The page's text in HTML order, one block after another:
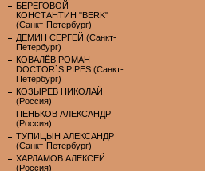
БЕРЕГОВОЙ
КОНСТАНТИН "BERK"
(Санкт-Петербург)
ДЁМИН СЕРГЕЙ (Санкт-
Петербург)
КОВАЛЁВ РОМАН
DOCTOR`S PIPES (Санкт-
Петербург)
КОЗЫРЕВ НИКОЛАЙ
(Россия)
ПЕНЬКОВ АЛЕКСАНДР
(Россия)
ТУПИЦЫН АЛЕКСАНДР
(Санкт-Петербург)
ХАРЛАМОВ АЛЕКСЕЙ
(Россия)